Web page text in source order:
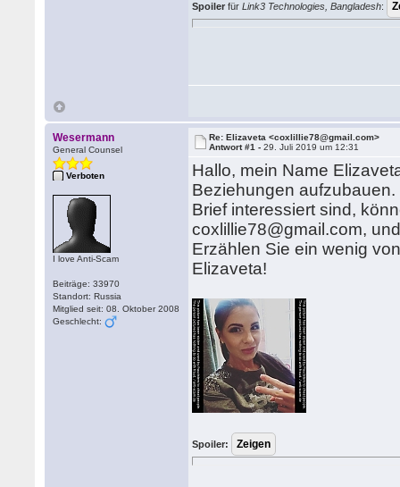
Spoiler fürLink3 Technologies, Bangladesh:
Wesermann
General Counsel
Verboten
I love Anti-Scam
Beiträge: 33970
Standort: Russia
Mitglied seit: 08. Oktober 2008
Geschlecht:
Re: Elizaveta <coxlillie78@gmail.com>
Antwort #1 -29. Juli 2019 um 12:31
Hallo, mein Name
Beziehungen
Brief interessiert sind,
coxlillie78@gmail.com,
Erzählen Sie ein wenig
Elizaveta!
Spoiler: